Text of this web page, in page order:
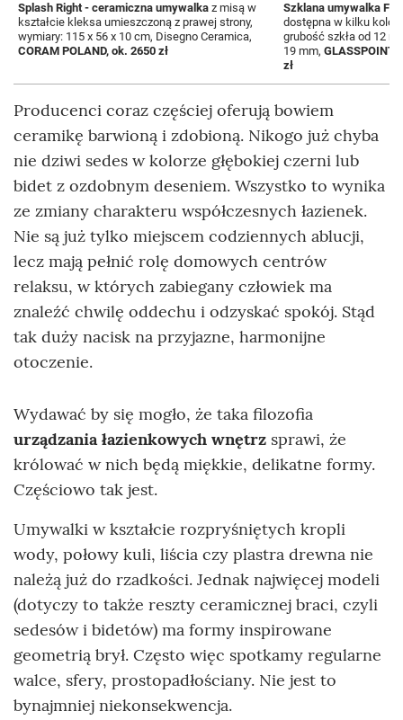
Splash Right - ceramiczna umywalka z misą w
kształcie kleksa umieszczoną z prawej strony,
wymiary: 115 x 56 x 10 cm, Disegno Ceramica,
CORAM POLAND, ok. 2650 zł
Szklana umywalka
dostępna w kilku
grubość szkła od 12
19 mm, GLASSPOINT,
zł
Producenci coraz częściej oferują bowiem
ceramikę barwioną i zdobioną. Nikogo już chyba
nie dziwi sedes w kolorze głębokiej czerni lub
bidet z ozdobnym deseniem. Wszystko to wynika
ze zmiany charakteru współczesnych łazienek.
Nie są już tylko miejscem codziennych ablucji,
lecz mają pełnić rolę domowych centrów
relaksu, w których zabiegany człowiek ma
znaleźć chwilę oddechu i odzyskać spokój. Stąd
tak duży nacisk na przyjazne, harmonijne
otoczenie.
Wydawać by się mogło, że taka filozofia
urządzania łazienkowych wnętrz sprawi, że
królować w nich będą miękkie, delikatne formy.
Częściowo tak jest.
Umywalki w kształcie rozpryśniętych kropli
wody, połowy kuli, liścia czy plastra drewna nie
należą już do rzadkości. Jednak najwięcej modeli
(dotyczy to także reszty ceramicznej braci, czyli
sedesów i bidetów) ma formy inspirowane
geometrią brył. Często więc spotkamy regularne
walce, sfery, prostopadłościany. Nie jest to
bynajmniej niekonsekwencja.